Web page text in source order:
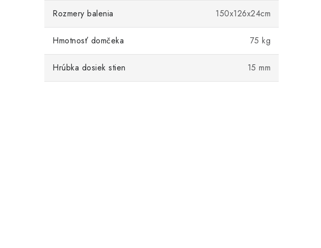
Rozmery balenia 150x126x24cm
Hmotnosť domčeka 75 kg
Hrúbka dosiek stien 15 mm